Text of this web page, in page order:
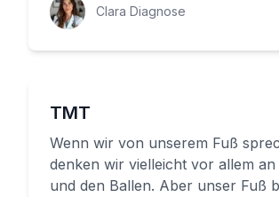
Clara Diagnose
TMT
Wenn wir von unserem Fuß
denken wir vielleicht vor allem an
und den Ballen. Aber unser Fuß